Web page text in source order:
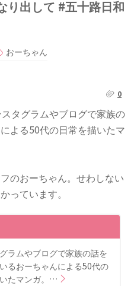
り出して #五十路日和
おーちゃん
0
タグラムやブログで家族の
よる50代の日常を描いたマ
のおーちゃん。せわしない
っています。
ラムやブログで家族の話を
るおーちゃんによる50代の
たマンガ。…